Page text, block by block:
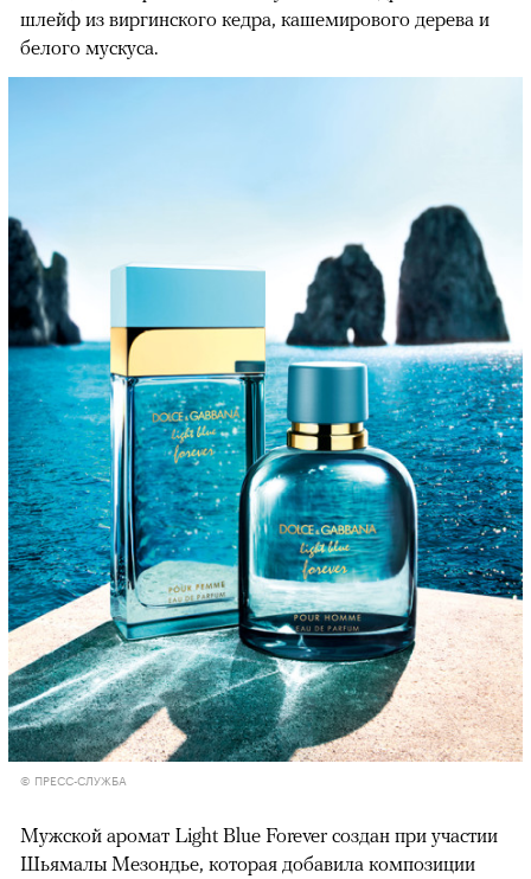
шлейф из виргинского кедра, кашемирового дерева и
белого мускуса.
© ПРЕСС-СЛУЖБА
Мужской аромат Light Blue Forever создан при участии
Шьямалы Мезондье, которая добавила композиции